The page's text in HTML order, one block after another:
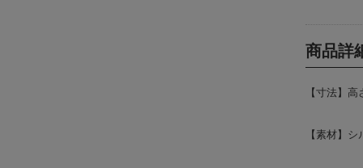
商品詳
【寸法】
【素材】